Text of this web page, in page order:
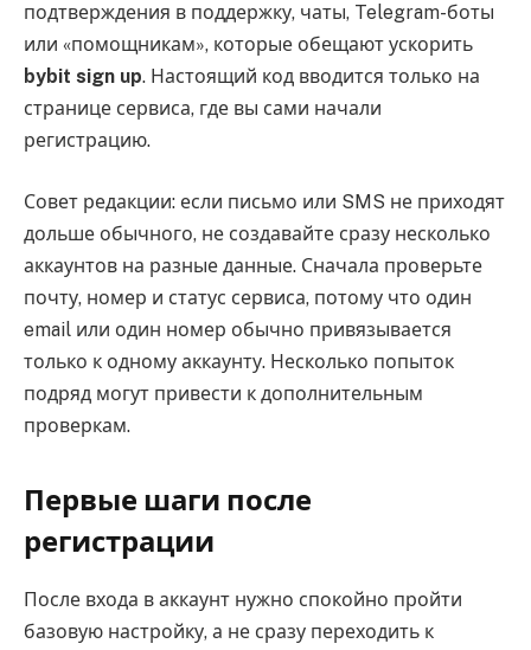
подтверждения в поддержку, чаты, Telegram-боты
или «помощникам», которые обещают ускорить
bybit sign up. Настоящий код вводится только на
странице сервиса, где вы сами начали
регистрацию.
Совет редакции: если письмо или SMS не приходят
дольше обычного, не создавайте сразу несколько
аккаунтов на разные данные. Сначала проверьте
почту, номер и статус сервиса, потому что один
email или один номер обычно привязывается
только к одному аккаунту. Несколько попыток
подряд могут привести к дополнительным
проверкам.
Первые шаги после
регистрации
После входа в аккаунт нужно спокойно пройти
базовую настройку, а не сразу переходить к